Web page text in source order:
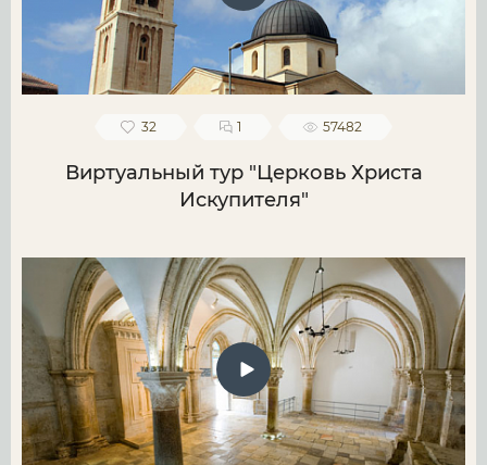
32 1 57482
Виртуальный тур "Церковь Христа
Искупителя"